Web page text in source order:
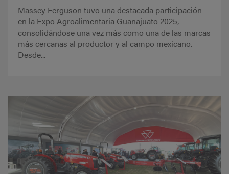
Massey Ferguson tuvo una destacada participación
en la Expo Agroalimentaria Guanajuato 2025,
consolidándose una vez más como una de las marcas
más cercanas al productor y al campo mexicano.
Desde...